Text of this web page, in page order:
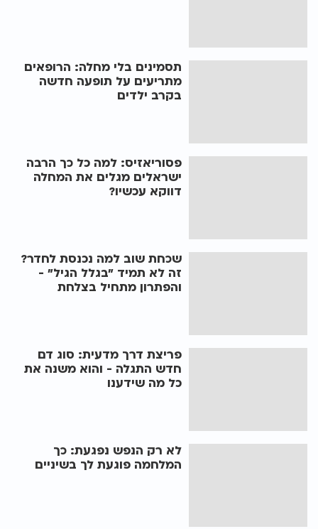
תסמינים בלי מחלה: הרופאים
מתריעים על תופעה חדשה
בקרב ילדים
פסוריאזיס: למה כל כך הרבה
ישראלים מגלים את המחלה
דווקא עכשיו?
שכחת שוב למה נכנסת לחדר?
זה לא תמיד "בגלל הגיל" -
והפתרון מתחיל בצלחת
פריצת דרך מדעית: סוג דם
חדש התגלה - והוא משנה את
כל מה שידענו
לא רק הנפש נפגעת: כך
המלחמה פוגעת לך בשיניים